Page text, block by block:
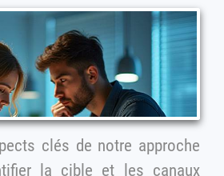
approche
la cible et les canaux